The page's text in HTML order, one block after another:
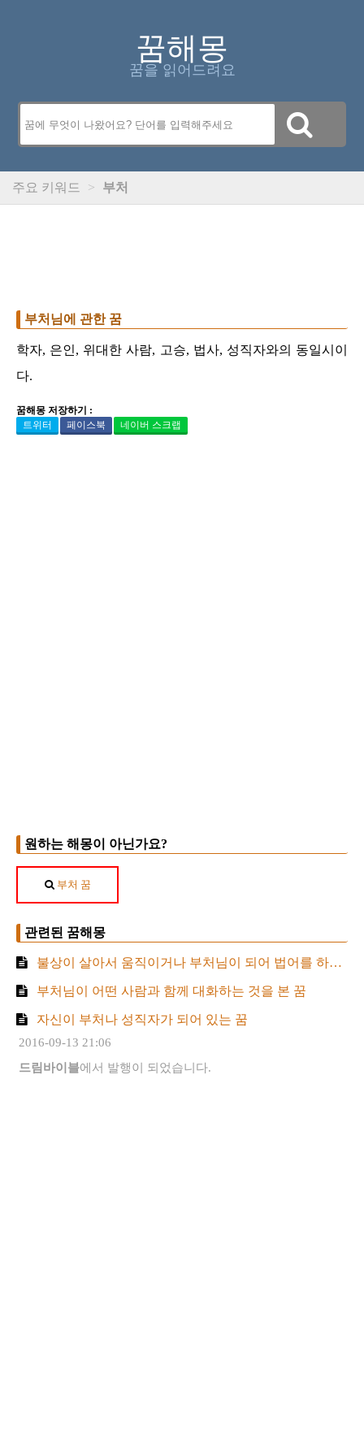
꿈해몽
꿈을 읽어드려요
주요 키워드 > 부처
부처님에 관한 꿈
학자, 은인, 위대한 사람, 고승, 법사, 성직자와의 동일시이
다.
꿈해몽 저장하기 :
트위터
페이스북 네이버 스크랩
원하는 해몽이 아닌가요?
부처 꿈
관련된 꿈해몽
불상이 살아서 움직이거나 부처님이 되어 법어를 하는 꿈
부처님이 어떤 사람과 함께 대화하는 것을 본 꿈
자신이 부처나 성직자가 되어 있는 꿈
2016-09-13 21:06
드림바이블에서 발행이 되었습니다.